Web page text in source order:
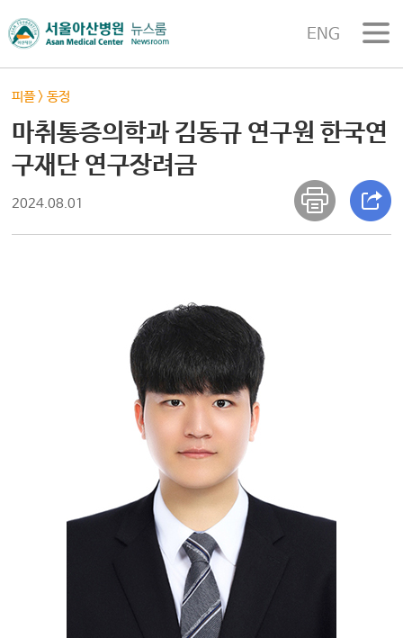
ENG
피플>동정
마취통증의학과 김동규 연구원 한국연
구재단 연구장려금
2024.08.01